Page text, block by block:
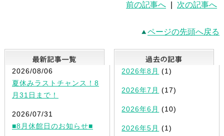
前の記事へ 次の記事へ
ページの先頭へ戻る
最新記事一覧
2026/08/06
夏休みラストチャンス！8
月31日まで！
2026/07/31
■8月休館日のお知らせ■
2026年8月 (1)
2026年7月 (17)
2026年6月 (10)
2026年5月 (1)